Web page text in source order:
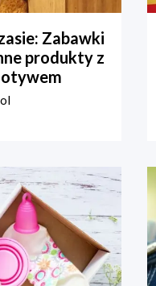
Zabawki
produkty z